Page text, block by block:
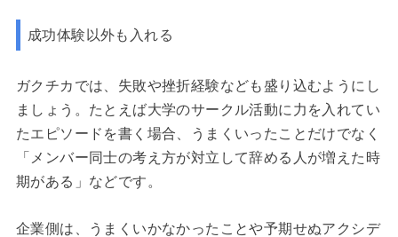
成功体験以外も入れる
ガクチカでは、失敗や挫折経験なども盛り込むようにし
ましょう。たとえば大学のサークル活動に力を入れてい
たエピソードを書く場合、うまくいったことだけでなく
「メンバー同士の考え方が対立して辞める人が増えた時
期がある」などです。
企業側は、うまくいかなかったことや予期せぬアクシデ